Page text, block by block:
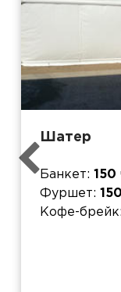
Шатер
Банкет 150
Фуршет
150
Кофе-брейк